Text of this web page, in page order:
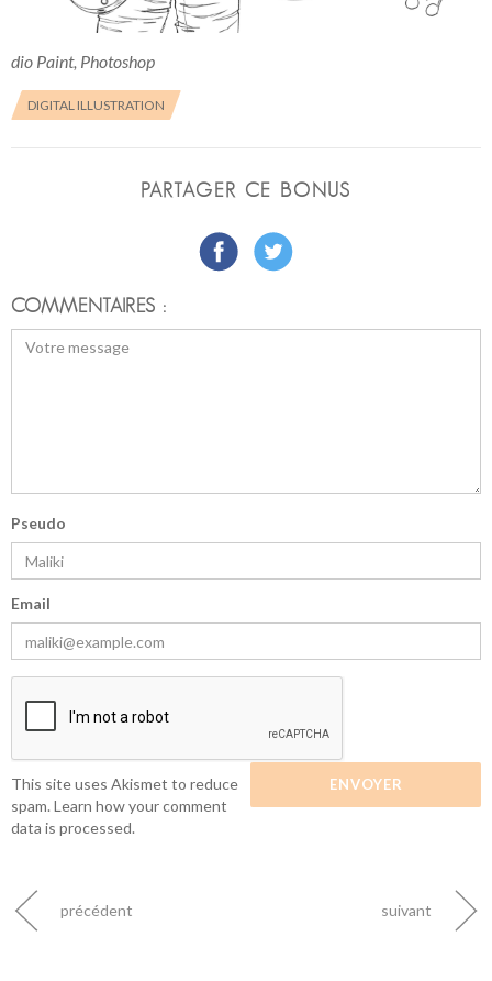
dio Paint, Photoshop
DIGITAL ILLUSTRATION
PARTAGER CE BONUS
COMMENTAIRES :
Pseudo
Email
This site uses Akismet to reduce
spam. Learn how your comment
data is processed.
précédent suivant